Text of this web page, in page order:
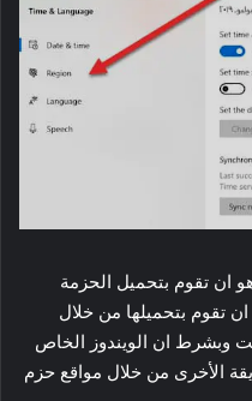
ان تقوم بتحميل الحزمة
تقوم بتحميلها من خلال
وبشرط ان الويندوز الخاص
الأخرى من خلال مواقع حزم